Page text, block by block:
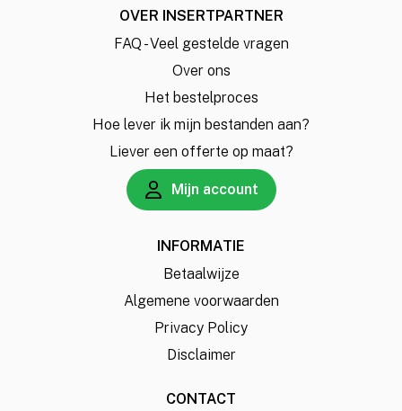
OVER INSERTPARTNER
FAQ - Veel gestelde vragen
Over ons
Het bestelproces
Hoe lever ik mijn bestanden aan?
Liever een offerte op maat?
Mijn account
INFORMATIE
Betaalwijze
Algemene voorwaarden
Privacy Policy
Disclaimer
CONTACT